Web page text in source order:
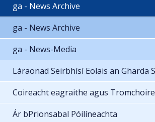
ga - News Archive
ga - News Archive
ga - News-Media
Láraonad Seirbhísí Eolais an Gharda
Coireacht eagraithe agus
Ár bPrionsabal Póilíneachta